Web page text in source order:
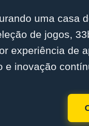
uma casa
de jogos,
experiência de
e inovação